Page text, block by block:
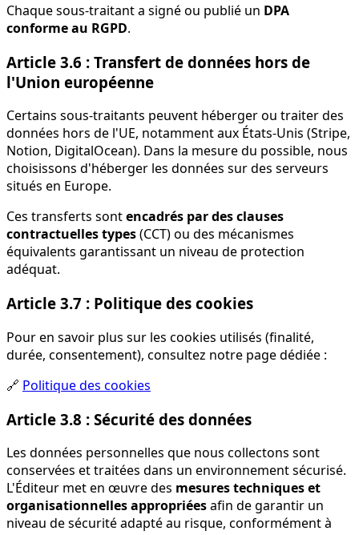
Chaque sous-traitant a signé ou publié un DPA
conforme au RGPD.
Article 3.6 : Transfert de données hors de
l'Union européenne
Certains sous-traitants peuvent héberger ou traiter des
données hors de l'UE, notamment aux États-Unis (Stripe,
Notion, DigitalOcean). Dans la mesure du possible, nous
choisissons d'héberger les données sur des serveurs
situés en Europe.
Ces transferts sontencadrés par des clauses
contractuelles types(CCT) ou des mécanismes
équivalents garantissant un niveau de protection
adéquat.
Article 3.7 : Politique des cookies
Pour en savoir plus sur les cookies utilisés (finalité,
durée, consentement), consultez notre page dédiée :
🔗 Politique des cookies
Article 3.8 : Sécurité des données
Les données personnelles que nous collectons sont
conservées et traitées dans un environnement sécurisé.
L'Éditeur met en œuvre des mesures techniques et
organisationnelles appropriéesafin de garantir un
niveau de sécurité adapté au risque, conformément à